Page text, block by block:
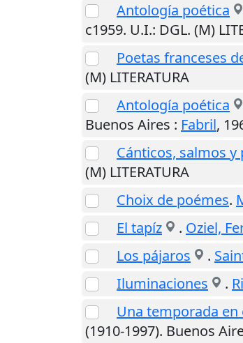
Antología poética
c1959. U.I.: DGL. (M)
Poetas franceses
(M) LITERATURA
Antología poética
Buenos Aires : Fabril,
Cánticos, salmos y
(M) LITERATURA
Choix de poémes.
El tapíz
. Oziel,
Los pájaros
.
Iluminaciones
.
Una temporada
(1910-1997). Buenos